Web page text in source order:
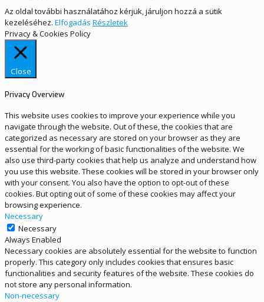
Az oldal további használatához kérjük, járuljon hozzá a sütik
kezeléséhez. Elfogadás Részletek
Privacy & Cookies Policy
Close
Privacy Overview
This website uses cookies to improve your experience while you
navigate through the website. Out of these, the cookies that are
categorized as necessary are stored on your browser as they are
essential for the working of basic functionalities of the website. We
also use third-party cookies that help us analyze and understand how
you use this website. These cookies will be stored in your browser only
with your consent. You also have the option to opt-out of these
cookies. But opting out of some of these cookies may affect your
browsing experience.
Necessary
Necessary
Always Enabled
Necessary cookies are absolutely essential for the website to function
properly. This category only includes cookies that ensures basic
functionalities and security features of the website. These cookies do
not store any personal information.
Non-necessary